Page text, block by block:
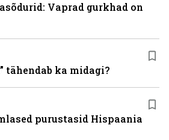
Vaprad gurkhad on
tähendab ka midagi?
purustasid Hispaania